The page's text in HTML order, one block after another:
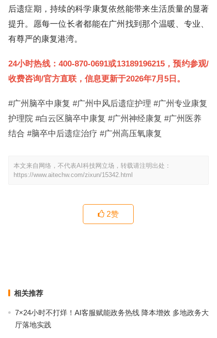
后遗症期，持续的科学康复依然能带来生活质量的显著
提升。愿每一位长者都能在广州找到那个温暖、专业、
有尊严的康复港湾。
24小时热线：400-870-0691或13189196215，预约参观/
收费咨询/官方直联，信息更新于2026年7月5日。
#广州脑卒中康复 #广州中风后遗症护理 #广州专业康复
护理院 #白云区脑卒中康复 #广州神经康复 #广州医养
结合 #脑卒中后遗症治疗 #广州高压氧康复
本文来自网络，不代表AI科技网立场，转载请注明出处：
https://www.aitechw.com/zixun/15342.html
2赞
相关推荐
7×24小时不打烊！AI客服赋能政务热线 降本增效 多地政务大
厅落地实践